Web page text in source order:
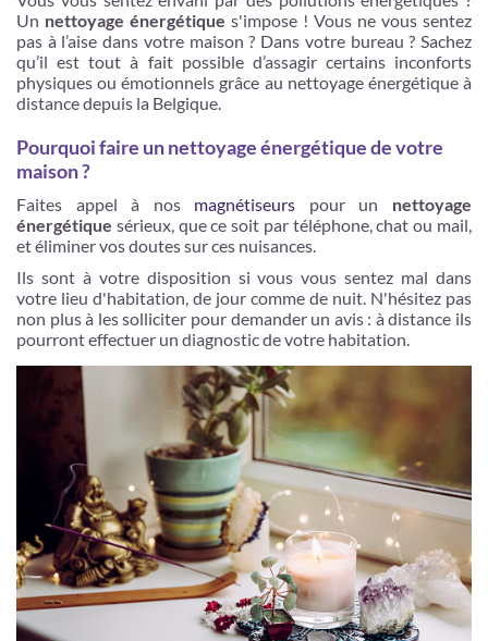
Je m'inscris
Un nettoyage énergétique s'impose ! Vous ne vous sentez
pas à l’aise dans votre maison ? Dans votre bureau ? Sachez
qu’il est tout à fait possible d’assagir certains inconforts
physiques ou émotionnels grâce au nettoyage énergétique à
distance depuis la Belgique.
Pourquoi faire un nettoyage énergétique de votre
maison ?
Faites appel à nos magnétiseurs pour un nettoyage
énergétique sérieux, que ce soit par téléphone, chat ou mail,
et éliminer vos doutes sur ces nuisances.
Ils sont à votre disposition si vous vous sentez mal dans
votre lieu d'habitation, de jour comme de nuit. N'hésitez pas
non plus à les solliciter pour demander un avis : à distance ils
pourront effectuer un diagnostic de votre habitation.